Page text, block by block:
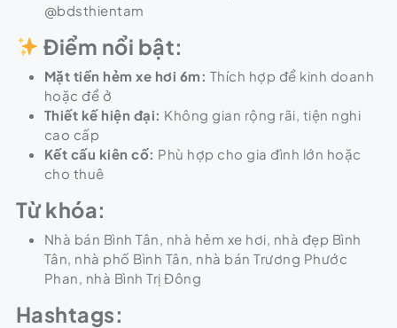
@bdsthientam
Điểm nổi bật:
Mặt tiền hẻm xe hơi 6m: Thích hợp để kinh doanh
hoặc để ở
Thiết kế hiện đại: Không gian rộng rãi, tiện nghi
cao cấp
Kết cấu kiên cố: Phù hợp cho gia đình lớn hoặc
cho thuê
Từ khóa:
Nhà bán Bình Tân, nhà hẻm xe hơi, nhà đẹp Bình
Tân, nhà phố Bình Tân, nhà bán Trương Phước
Phan, nhà Bình Trị Đông
Hashtags: